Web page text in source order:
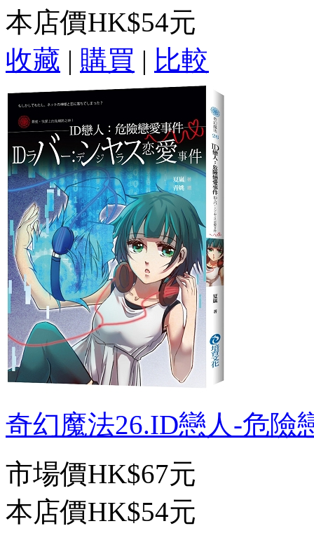
本店價HK$54元
收藏 | 購買 | 比較
奇幻魔法26.ID戀人-危險
市場價HK$67元
本店價HK$54元